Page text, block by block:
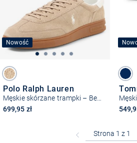
Nowość
Polo Ralph Lauren
Męskie skórzane trampki – Bedford
699,95 zł